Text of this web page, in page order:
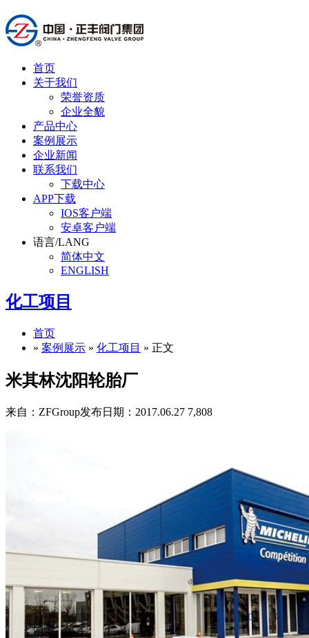
首页
关于我们
荣誉资质
企业全貌
产品中心
案例展示
企业新闻
联系我们
下载中心
APP下载
IOS客户端
安卓客户端
语言/LANG
简体中文
ENGLISH
化工项目
首页
» 案例展示 » 化工项目 » 正文
米其林沈阳轮胎厂
来自：ZFGroup发布日期：2017.06.27 7,808